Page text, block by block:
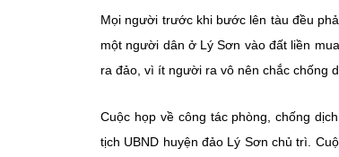
Mọi người trước khi bước lên tàu đều
một người dân ở Lý Sơn vào đất liền
ra đảo, vì ít người ra vô nên chắc chống
Cuộc họp về công tác phòng, chống
tịch UBND huyện đảo Lý Sơn chủ trì.